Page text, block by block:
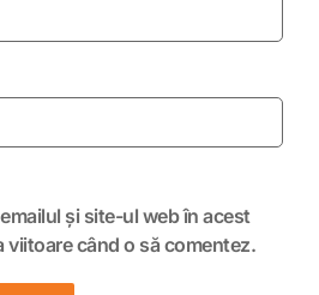
și site-ul web în acest
când o să comentez.